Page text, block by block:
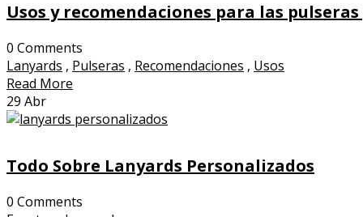
Usos y recomendaciones para las
0 Comments
Lanyards , Pulseras , Recomendaciones , Usos
Read More
29 Abr
Todo Sobre Lanyards Personalizados
0 Comments